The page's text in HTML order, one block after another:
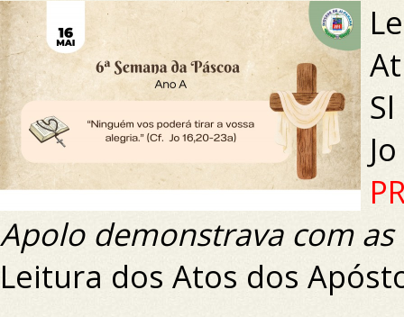
Apolo demonstrava com as
Leitura dos Atos dos